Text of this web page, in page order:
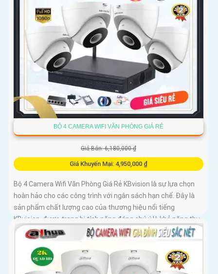
BỘ 4 CAMERA WIFI VĂN PHÒNG GIÁ RẺ
Giá Bán: 6,180,000 ₫
Giá Khuyến Mại: 4,950,000 ₫
Bộ 4 Camera Wifi Văn Phòng Giá Rẻ KBvision là sự lựa chọn
hoàn hảo cho các công trình với ngân sách hạn chế. Đây là
sản phẩm chất lượng cao của thương hiệu nổi tiếng
KBvision, được trang bị tính năng đáng chú ý là khả năng thu
âm và loa tích hợp